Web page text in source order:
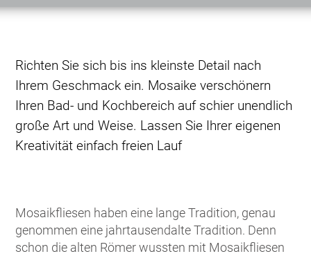
Richten Sie sich bis ins kleinste Detail nach
Ihrem Geschmack ein. Mosaike verschönern
Ihren Bad- und Kochbereich auf schier unendlich
große Art und Weise. Lassen Sie Ihrer eigenen
Kreativität einfach freien Lauf
Mosaikfliesen haben eine lange Tradition, genau
genommen eine jahrtausendalte Tradition. Denn
schon die alten Römer wussten mit Mosaikfliesen